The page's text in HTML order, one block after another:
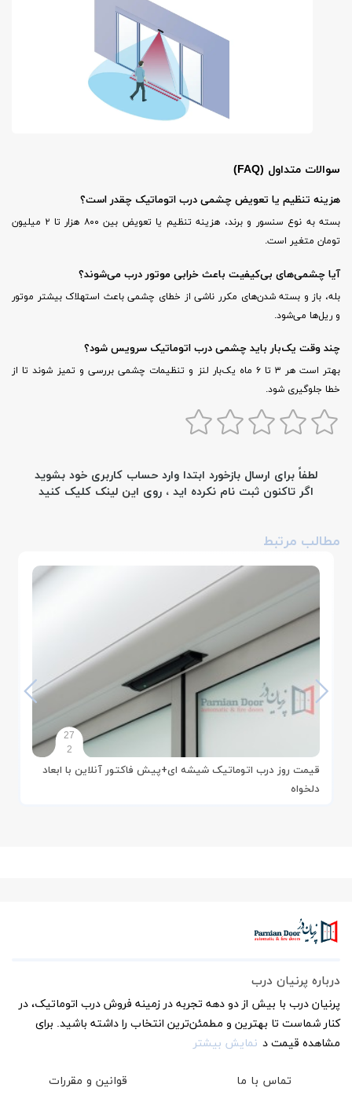
سوالات متداول (FAQ)
هزینه تنظیم یا تعویض چشمی درب اتوماتیک چقدر است؟
بسته به نوع سنسور و برند، هزینه تنظیم یا تعویض بین ۸۰۰ هزار تا ۲ میلیون
تومان متغیر است.
آیا چشمی‌های بی‌کیفیت باعث خرابی موتور درب می‌شوند؟
بله، باز و بسته شدن‌های مکرر ناشی از خطای چشمی باعث استهلاک بیشتر موتور
و ریل‌ها می‌شود.
چند وقت یک‌بار باید چشمی درب اتوماتیک سرویس شود؟
بهتر است هر ۳ تا ۶ ماه یک‌بار لنز و تنظیمات چشمی بررسی و تمیز شوند تا از
خطا جلوگیری شود.
لطفاً برای ارسال بازخورد ابتدا وارد حساب کاربری خود بشوید
اگر تاکنون ثبت نام نکرده اید ، روی این لینک کلیک کنید
مطالب مرتبط
27
2
قیمت روز درب اتوماتیک شیشه ای+پیش فاکتور آنلاین با ابعاد
دلخواه
درباره پرنیان درب
پرنیان درب با بیش از دو دهه تجربه در زمینه فروش درب اتوماتیک، در
کنار شماست تا بهترین و مطمئن‌ترین انتخاب را داشته باشید. برای
مشاهده قیمت د نمایش بیشتر
تماس با ما قوانین و مقررات